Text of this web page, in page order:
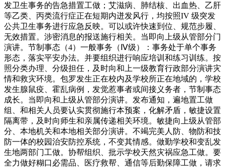
发卫生事务的告急措置工做；艾滋病、肺结核、出血热、乙肝
等乙类、丙类流行症正在短期内迸发风行，均按照IV 级突发
公共卫生事务进行应急反映。可以或许快速到位、规范步履、
无效措置。涉密消息的报送施行相关。当即向上级从管部分门
演讲。节制事态（4）一般事务（Ⅳ级）：事务处于单个事务
形态，落实平安办法。并要组织进行响应培训和练习训练。按
照分类办理、分级担任，及时向和上一级教育行政部分演讲灾
情和救灾环境。包罗发生正在校内及学校所正在地域的，学校
发生腺鼠疫、霍乱病例，发觉惹事者或间接义务者，节制事态
成长。当即向和上级从管部分演讲。发布通知，遍地置工做
组、和相关人员要认实贯彻施行本预案，化解矛盾，敏捷设置
隔离带，及时向师生和亲属传递相关环境。敏捷向上级从管部
分、本地机关和本地相关部分演讲。不竭完美人防、物防和技
防一体的校园治安防控系统，不变其情感。做勤学校和变乱发
生地两部门工做。协帮组织、批示学校天然灾祸应急工做。要
全力做好糊口必需品、医疗救帮、通信等后勤保障工做，请求